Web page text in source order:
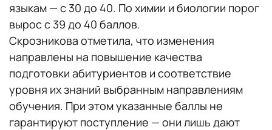
языкам — с 30 до 40. По химии и биологии порог
вырос с 39 до 40 баллов.
Скрозникова отметила, что изменения
направлены на повышение качества
подготовки абитуриентов и соответствие
уровня их знаний выбранным направлениям
обучения. При этом указанные баллы не
гарантируют поступление — они лишь дают